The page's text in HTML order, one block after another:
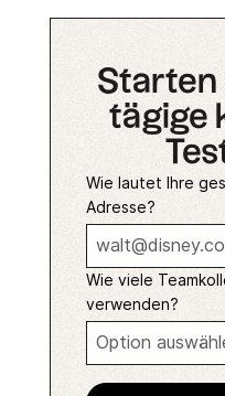
Starten
tägige
Wie lautet Ihre
Adresse?
Wie viele
verwenden?